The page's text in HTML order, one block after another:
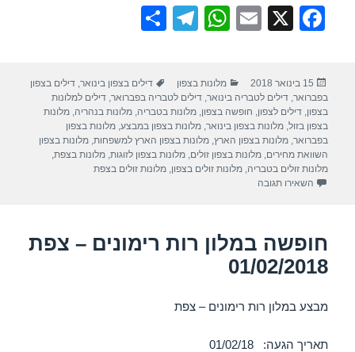
F
e
b
o
o
k
X
E
W
s
A
p
p
T
gr
a
m
e
פורסם
בתאריך
15 בינואר 2018 קטגוריות
מלונות בצפון תגיות
דילים בצפון בינואר,דילים בצפון
בפברואר,דילים לטבריה בינואר,דילים לטבריה בפברואר,דילים למלונות
בצפון,דילים לצפון, חופשה בצפון,מלונות בטבריה,מלונות בנהריה,מלונות
בצפון בזול,מלונות בצפון בינואר,מלונות בצפון במבצע,מלונות בצפון
בפברואר,מלונות בצפון הארץ,מלונות בצפון הארץ למשפחות,מלונות בצפון
השוואת מחירים,מלונות בצפון זולים,מלונות בצפון לזוגות,מלונות בצפת,
מלונות זולים בטבריה,מלונות זולים בצפון,מלונות זולים בצפת
השאירו תגובה
חופשה במלון רות רימונים – צפת
01/02/2018
מבצע במלון רות רימונים – צפת
תאריך הגעה: 01/02/18